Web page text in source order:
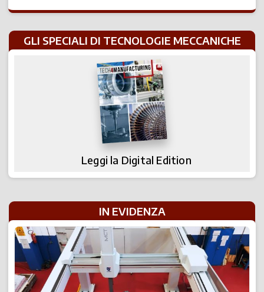
GLI SPECIALI DI TECNOLOGIE MECCANICHE
Leggi la Digital Edition
IN EVIDENZA